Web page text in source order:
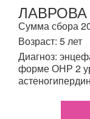
Сумма сбора
Возраст: 5 лет
Диагноз:
форме ОНР 2